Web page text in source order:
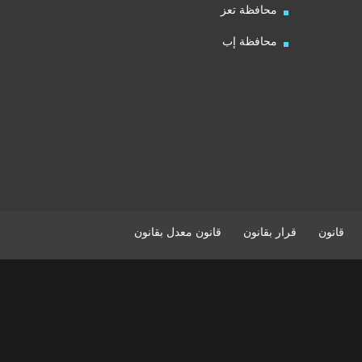
محافظة تعز
محافظة إب
قانون قرار بقانون قانون معدل بقانون